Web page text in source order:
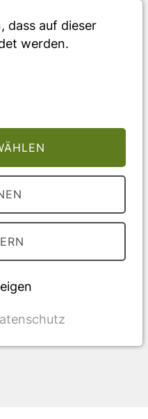
2014 forscht das
Versicherungs-
, um komplexe
aus
dass auf dieser
werden.